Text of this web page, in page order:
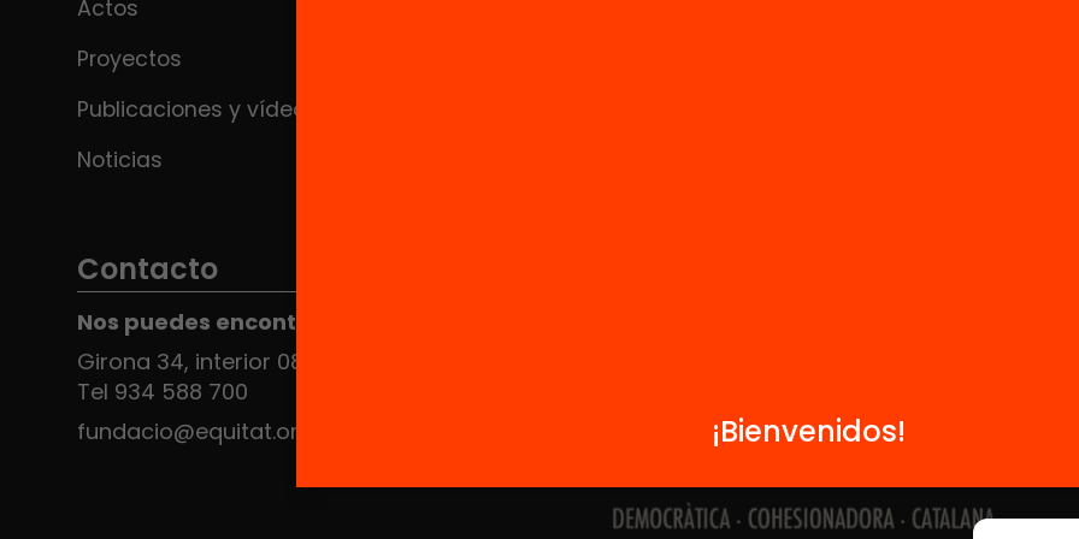
Actos
Proyectos
Publicaciones y vídeos
Noticias
Contacto
Nos puedes encontrar en el HUB Social
Girona 34, interior 08010 Barcelona
Tel 934 588 700
fundacio@equitat.org
¡Bienvenidos!